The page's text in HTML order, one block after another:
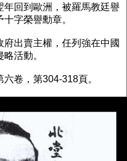
回到歐洲，被羅馬教廷譽
字榮譽勳章。
出賣主權，任列強在中國
活動。
卷，第304-318頁。